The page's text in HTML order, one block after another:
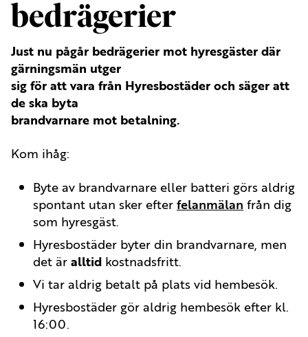
bedrägerier
Just nu pågår bedrägerier mot hyresgäster där
gärningsmän utger
sig för att vara från Hyresbostäder och säger att
de ska byta
brandvarnare mot betalning.
Kom ihåg:
Byte av brandvarnare eller batteri görs aldrig
spontant utan sker efterfelanmälan från dig
som hyresgäst.
Hyresbostäder byter din brandvarnare, men
det äralltid kostnadsfritt.
Vi tar aldrig betalt på plats vid hembesök.
Hyresbostäder gör aldrig hembesök efter kl.
16:00.